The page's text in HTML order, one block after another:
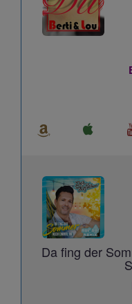
Da fing der